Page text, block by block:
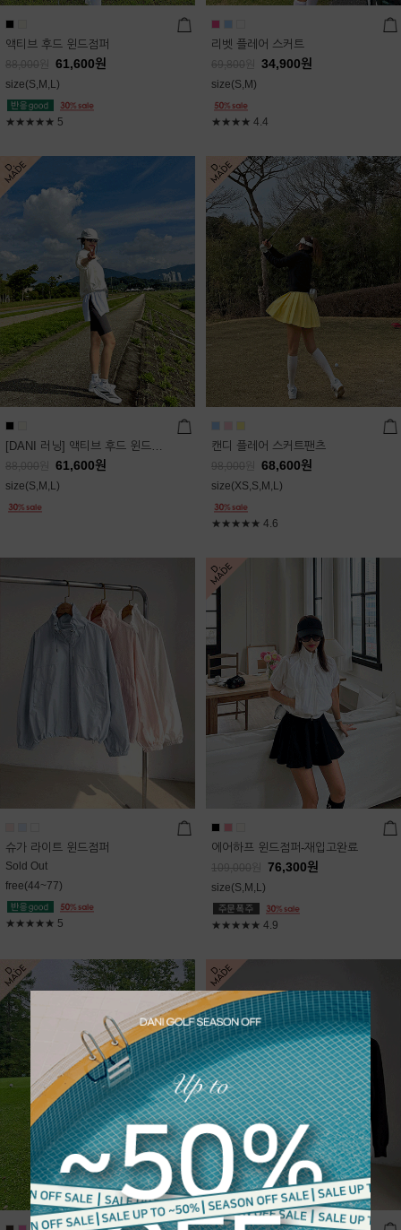
액티브 후드 윈드점퍼
88,000 61,600원
size(S,M,L)
★★★★★ 5
리벳 플레어 스커트
69,800 34,900원
size(S,M)
★★★★ 4.4
[DANI 러닝] 액티브 후드 윈드점퍼
88,000 61,600원
size(S,M,L)
캔디 플레어 스커트팬츠
98,000 68,600원
size(XS,S,M,L)
★★★★★ 4.6
슈가 라이트 윈드점퍼
Sold Out
free(44~77)
★★★★★ 5
에어하프 윈드점퍼-재입고완료
109,000 76,300원
size(S,M,L)
★★★★★ 4.9